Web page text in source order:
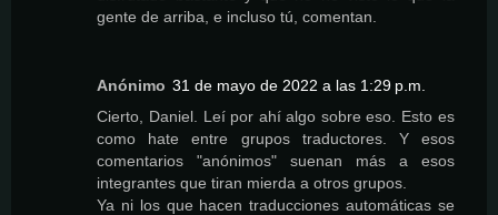
gente de arriba, e incluso tú, comentan.
Anónimo 31 de mayo de 2022 a las 1:29 p.m.
Cierto, Daniel. Leí por ahí algo sobre eso. Esto es
como hate entre grupos traductores. Y esos
comentarios "anónimos" suenan más a esos
integrantes que tiran mierda a otros grupos.
Ya ni los que hacen traducciones automáticas se